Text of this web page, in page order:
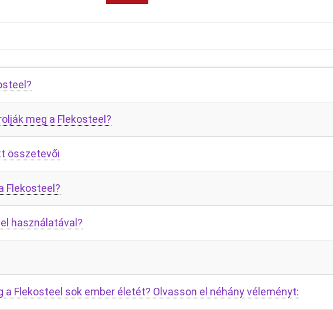
meg a Flekosteel?
összetevői
Flekosteel?
használatával?
Flekosteel sok ember életét? Olvasson el néhány véleményt: